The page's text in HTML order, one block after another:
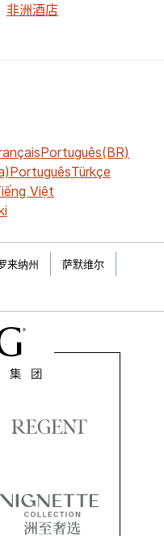
非洲酒店
Português(BR)
PortuguêsTürkçe
Việt
来纳州
萨默维尔